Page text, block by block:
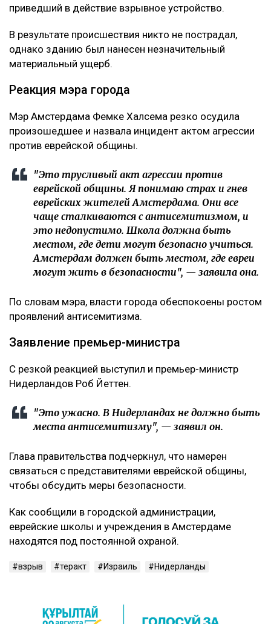
приведший в действие взрывное устройство.
В результате происшествия никто не пострадал,
однако зданию был нанесен незначительный
материальный ущерб.
Реакция мэра города
Мэр Амстердама Фемке Халсема резко осудила
произошедшее и назвала инцидент актом агрессии
против еврейской общины.
"Это трусливый акт агрессии против
еврейской общины. Я понимаю страх и гнев
еврейских жителей Амстердама. Они все
чаще сталкиваются с антисемитизмом, и
это недопустимо. Школа должна быть
местом, где дети могут безопасно учиться.
Амстердам должен быть местом, где евреи
могут жить в безопасности", — заявила она.
По словам мэра, власти города обеспокоены ростом
проявлений антисемитизма.
Заявление премьер-министра
С резкой реакцией выступил и премьер-министр
Нидерландов Роб Йеттен.
"Это ужасно. В Нидерландах не должно быть
места антисемитизму", — заявил он.
Глава правительства подчеркнул, что намерен
связаться с представителями еврейской общины,
чтобы обсудить меры безопасности.
Как сообщили в городской администрации,
еврейские школы и учреждения в Амстердаме
находятся под постоянной охраной.
взрыв теракт Израиль Нидерланды